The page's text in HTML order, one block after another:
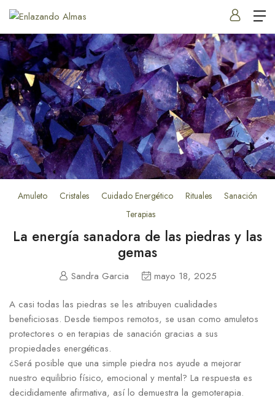
Amuleto Cristales Cuidado Energético Rituales
Sanación
Terapias
La energía sanadora de las piedras y las
gemas
Sandra Garcia mayo 18, 2025
A casi todas las piedras se les atribuyen cualidades
beneficiosas. Desde tiempos remotos, se usan como amuletos
protectores o en terapias de sanación gracias a sus
propiedades energéticas.
¿Será posible que una simple piedra nos ayude a mejorar
nuestro equilibrio físico, emocional y mental? La respuesta es
decididamente afirmativa, así lo demuestra la gemoterapia.